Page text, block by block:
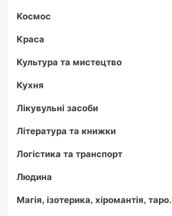
Космос
Краса
Культура та мистецтво
Кухня
Лікувульні засоби
Література та книжки
Логістика та транспорт
Людина
Магія, ізотерика, хіромантія, таро.